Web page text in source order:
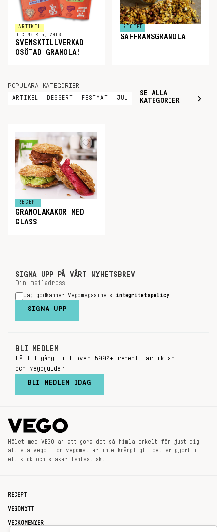
ARTIKEL
DECEMBER 5, 2018
SVENSKTILLVERKAD
OSÖTAD GRANOLA!
RECEPT
SAFFRANSGRANOLA
POPULÄRA KATEGORIER
ARTIKEL DESSERT FESTMAT JUL
SE ALLA
KATEGORIER
RECEPT
GRANOLAKAKOR MED
GLASS
SIGNA UPP PÅ VÅRT NYHETSBREV
Jag godkänner Vegomagasinets integritetspolicy
SIGNA UPP
BLI MEDLEM
Få tillgång till över 5000+ recept, artiklar
och vegoguider!
BLI MEDLEM IDAG
Målet med VEGO är att göra det så himla enkelt för just dig
att äta vego. För vegomat är inte krångligt, det är gjort i
ett kick och smakar fantastiskt.
RECEPT
VEGONYTT
VECKOMENYER